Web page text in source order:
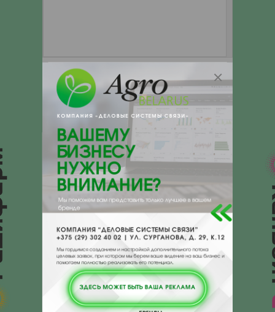
+ 375Показать телефоны
e-mail:a:2:{s:5:"VALUE";a:0:
{}s:11:"DESCRIPTION";a:0:{}}
210026, , , , Витебск, Толстого 1 (3
этаж)
Отзывы Еще
Отзывы